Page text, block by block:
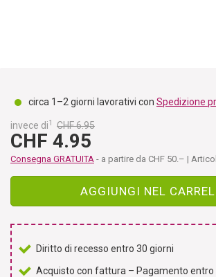
circa 1–2 giorni lavorativi con Spedizione
invece di1 CHF 6.95
CHF 4.95
Consegna GRATUITA - a partire da CHF 50.– |
AGGIUNGI NEL
Diritto di recesso entro 30 giorni
Acquisto con fattura – Pagamento entro